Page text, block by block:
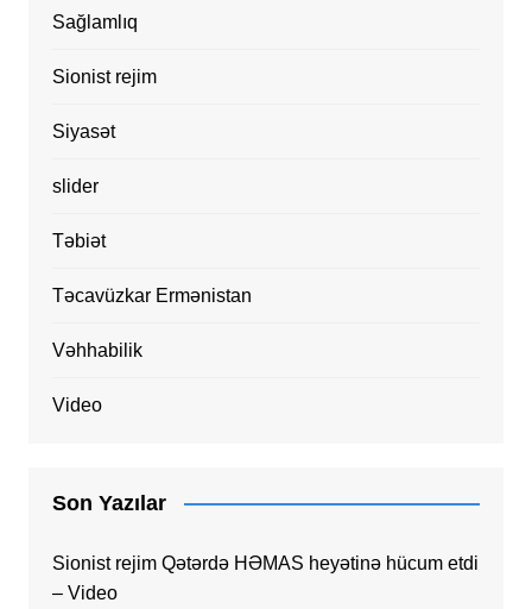
Sağlamlıq
Sionist rejim
Siyasət
slider
Təbiət
Təcavüzkar Ermənistan
Vəhhabilik
Video
Son Yazılar
Sionist rejim Qətərdə HƏMAS heyətinə hücum etdi
– Video